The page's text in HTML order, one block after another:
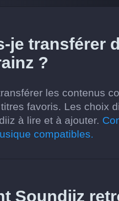
je transférer
?
les contenus
favoris. Les choix
à lire et à ajouter.
compatibles.
Soundiiz